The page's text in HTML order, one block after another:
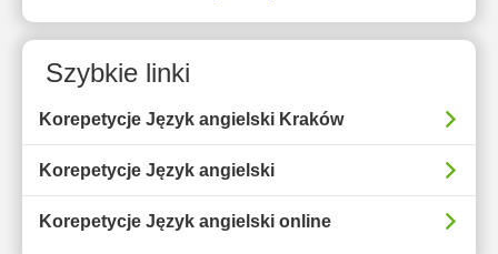
Szybkie linki
Korepetycje Język angielski Kraków
Korepetycje Język angielski
Korepetycje Język angielski online